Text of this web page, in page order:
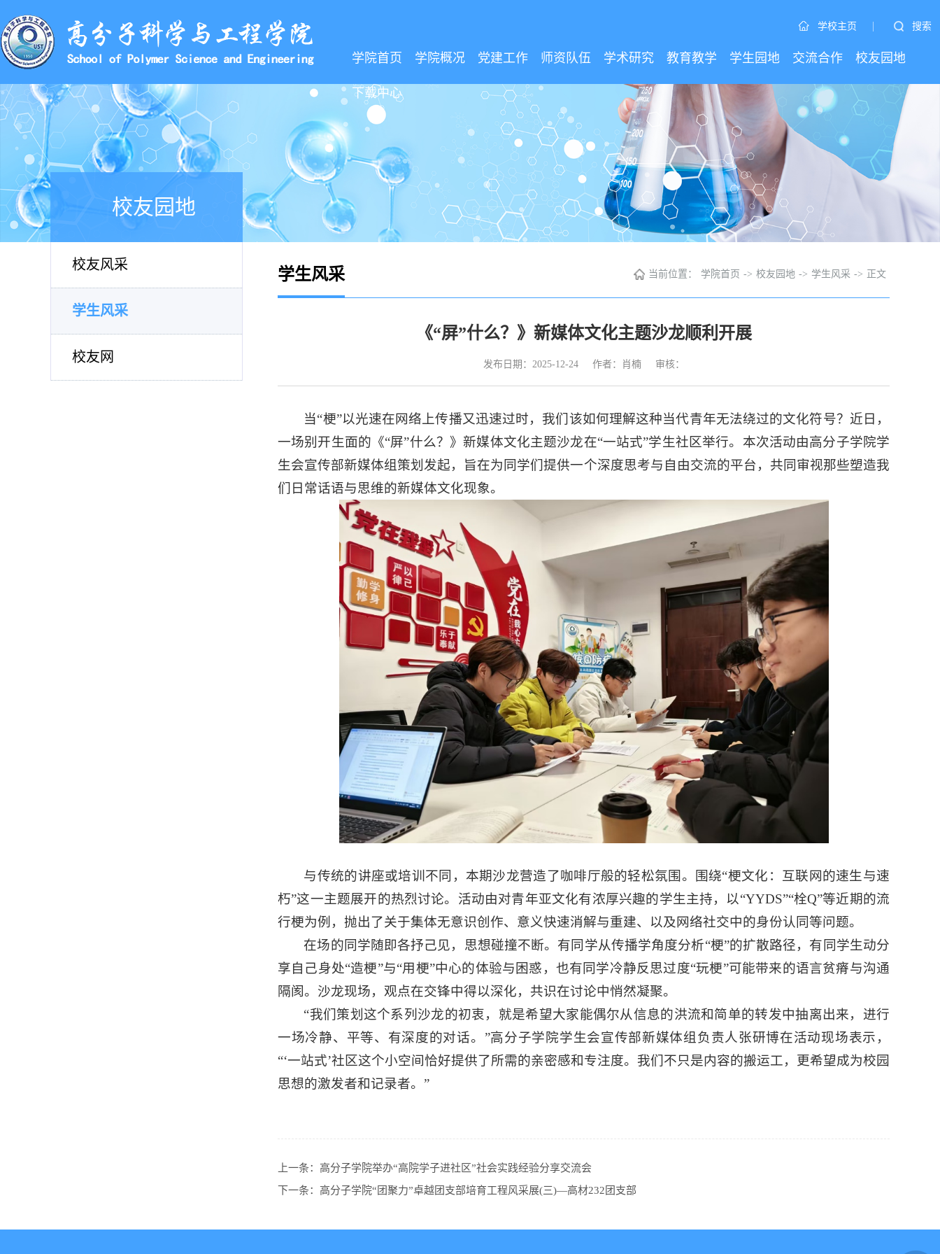
学校主页 | 搜索
学院首页 学院概况 党建工作 师资队伍 学术研究 教育教学 学生园地 交流合作 校友园地
下载中心
校友园地
校友风采
学生风采
校友网
学生风采 当前位置： 学院首页 -> 校友园地 -> 学生风采 -> 正文
《“屏”什么？》新媒体文化主题沙龙顺利开展
发布日期：2025-12-24 作者：肖楠 审核：
当“梗”以光速在网络上传播又迅速过时，我们该如何理解这种当代青年无法绕过的文化符号？近日，
一场别开生面的《“屏”什么？》新媒体文化主题沙龙在“一站式”学生社区举行。本次活动由高分子学院学
生会宣传部新媒体组策划发起，旨在为同学们提供一个深度思考与自由交流的平台，共同审视那些塑造我
们日常话语与思维的新媒体文化现象。
与传统的讲座或培训不同，本期沙龙营造了咖啡厅般的轻松氛围。围绕“梗文化：互联网的速生与速
朽”这一主题展开的热烈讨论。活动由对青年亚文化有浓厚兴趣的学生主持，以“YYDS”“栓Q”等近期的流
行梗为例，抛出了关于集体无意识创作、意义快速消解与重建、以及网络社交中的身份认同等问题。
在场的同学随即各抒己见，思想碰撞不断。有同学从传播学角度分析“梗”的扩散路径，有同学生动分
享自己身处“造梗”与“用梗”中心的体验与困惑，也有同学冷静反思过度“玩梗”可能带来的语言贫瘠与沟通
隔阂。沙龙现场，观点在交锋中得以深化，共识在讨论中悄然凝聚。
“我们策划这个系列沙龙的初衷，就是希望大家能偶尔从信息的洪流和简单的转发中抽离出来，进行
一场冷静、平等、有深度的对话。”高分子学院学生会宣传部新媒体组负责人张研博在活动现场表示，
“‘一站式’社区这个小空间恰好提供了所需的亲密感和专注度。我们不只是内容的搬运工，更希望成为校园
思想的激发者和记录者。”
上一条： 高分子学院举办“高院学子进社区”社会实践经验分享交流会
下一条： 高分子学院“团聚力”卓越团支部培育工程风采展(三)—高材232团支部